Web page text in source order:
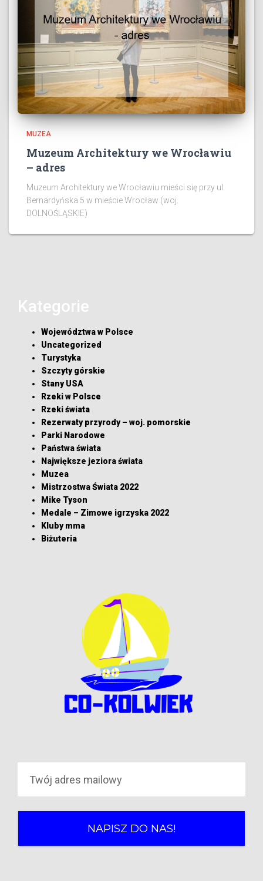
MUZEA
Muzeum Architektury we Wrocławiu
– adres
Muzeum Architektury we Wrocławiu mieści się przy ul.
Bernardyńska 5 w mieście Wrocław (woj.
DOLNOŚLĄSKIE)
Kategorie
Województwa w Polsce
Uncategorized
Turystyka
Szczyty górskie
Stany USA
Rzeki w Polsce
Rzeki świata
Rezerwaty przyrody – woj. pomorskie
Parki Narodowe
Państwa świata
Największe jeziora świata
Muzea
Mistrzostwa Świata 2022
Mike Tyson
Medale – Zimowe igrzyska 2022
Kluby mma
Biżuteria
NAPISZ DO NAS!